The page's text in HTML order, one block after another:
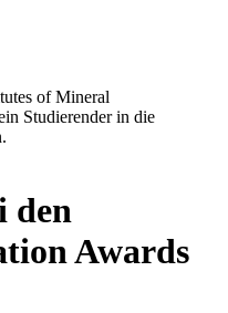
of Mineral
Studierender in die
den
Awards